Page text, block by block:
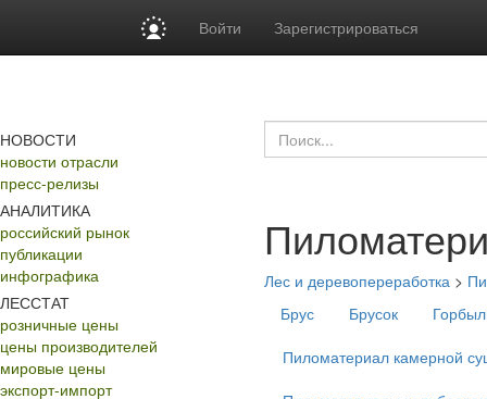
Войти Зарегистрироваться
НОВОСТИ
новости отрасли
пресс-релизы
АНАЛИТИКА
российский рынок
публикации
инфографика
ЛЕССТАТ
розничные цены
цены производителей
мировые цены
экспорт-импорт
Лес и деревопереработка >
Брус
Брусок
Пиломатериал камерной